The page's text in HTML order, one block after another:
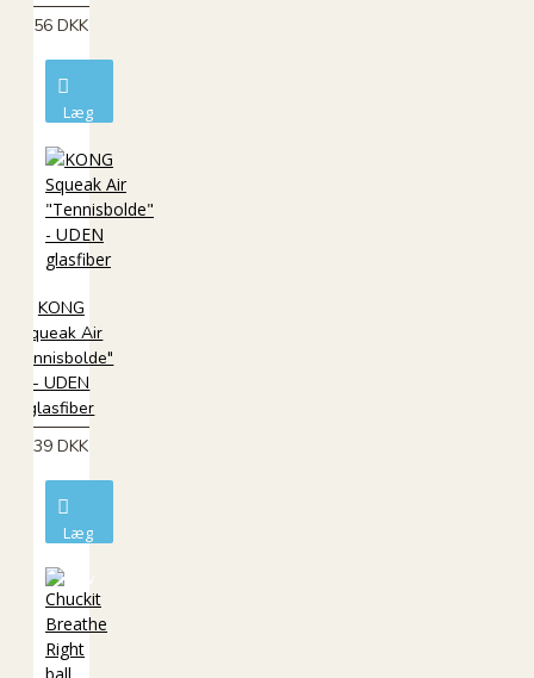
56 DKK
Læg
kurv
KONG
Squeak Air
"Tennisbolde"
- UDEN
glasfiber
39 DKK
Læg
kurv